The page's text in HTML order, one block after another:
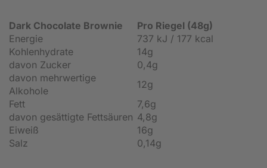
Dark Chocolate Brownie
Pro Riegel (48g)
Energie
737 kJ / 177 kcal
Kohlenhydrate
14g
davon Zucker
0,4g
davon mehrwertige
Alkohole
12g
Fett
7,6g
davon gesättigte Fettsäuren 4,8g
Eiweiß
16g
Salz
0,14g